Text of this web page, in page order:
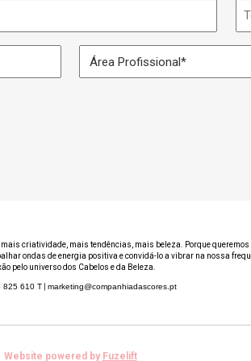
Área
Profissional
criatividade, mais tendências, mais beleza. Porque
ondas de energia positiva e convidá-lo a vibrar na nossa
pelo universo dos Cabelos e da Beleza.
825 610 T| marketing@companhiadascores.pt
Website powered by Fuzelift